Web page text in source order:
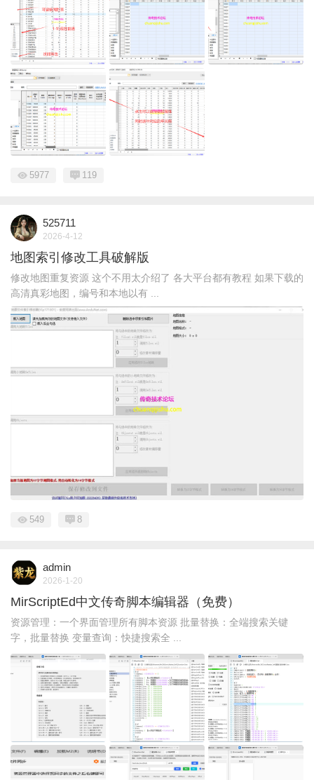
5977 119
525711
2026-4-12
地图索引修改工具破解版
修改地图重复资源 这个不用太介绍了 各大平台都有教程 如果下载的
高清真彩地图，编号和本地以有 ...
549 8
admin
2026-1-20
MirScriptEd中文传奇脚本编辑器（免费）
资源管理：一个界面管理所有脚本资源 批量替换：全端搜索关键
字，批量替换 变量查询：快捷搜索全 ...